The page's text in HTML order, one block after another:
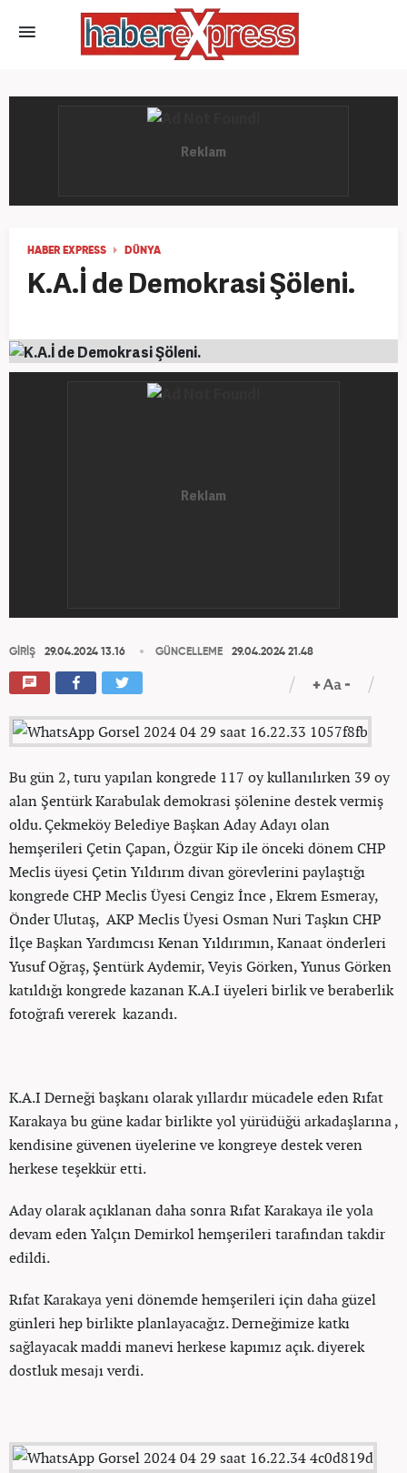
HABER EXPRESS DÜNYA
K.A.İ de Demokrasi Şöleni.
GİRİŞ 29.04.2024 13.16 GÜNCELLEME 29.04.2024 21.48
Bu gün 2, turu yapılan kongrede 117 oy kullanılırken 39 oy
alan Şentürk Karabulak demokrasi şölenine destek vermiş
oldu. Çekmeköy Belediye Başkan Aday Adayı olan
hemşerileri Çetin Çapan, Özgür Kip ile önceki dönem CHP
Meclis üyesi Çetin Yıldırım divan görevlerini paylaştığı
kongrede CHP Meclis Üyesi Cengiz İnce , Ekrem Esmeray,
Önder Ulutaş, AKP Meclis Üyesi Osman Nuri Taşkın CHP
İlçe Başkan Yardımcısı Kenan Yıldırımın, Kanaat önderleri
Yusuf Oğraş, Şentürk Aydemir, Veyis Görken, Yunus Görken
katıldığı kongrede kazanan K.A.I üyeleri birlik ve beraberlik
fotoğrafı vererek kazandı.
K.A.I Derneği başkanı olarak yıllardır mücadele eden Rıfat
Karakaya bu güne kadar birlikte yol yürüdüğü arkadaşlarına ,
kendisine güvenen üyelerine ve kongreye destek veren
herkese teşekkür etti.
Aday olarak açıklanan daha sonra Rıfat Karakaya ile yola
devam eden Yalçın Demirkol hemşerileri tarafından takdir
edildi.
Rıfat Karakaya yeni dönemde hemşerileri için daha güzel
günleri hep birlikte planlayacağız. Derneğimize katkı
sağlayacak maddi manevi herkese kapımız açık. diyerek
dostluk mesajı verdi.